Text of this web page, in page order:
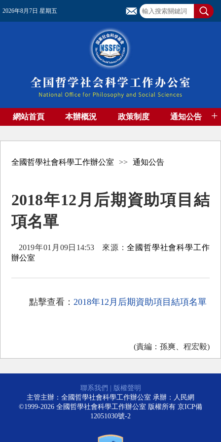
2026年8月7日 星期五
網站首頁 本辦概況 政策制度 通知公告 +
全國哲學社會科學工作辦公室 >> 通知公告
2018年12月后期資助項目結
項名單
2019年01月09日14:53 來源：全國哲學社會科學工作
辦公室
點擊查看： 2018年12月后期資助項目結項名單
(責編：孫爽、程宏毅)
聯系我們
版權聲明
主管主辦：全國哲學社會科學工作辦公室 承辦：人民網
©1999-2026 全國哲學社會科學工作辦公室 版權所有 京ICP備
12051030號-2